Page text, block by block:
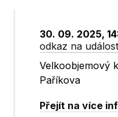
30. 09. 2025,
odkaz na událost
Velkoobjemový
Paříkova
Přejít na více